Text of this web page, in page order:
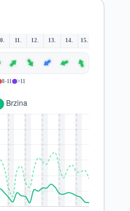
11. 12. 13. 14. 15.